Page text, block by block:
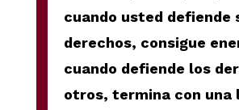
cuando usted defiende
derechos, consigue
cuando defiende los
otros, termina con una